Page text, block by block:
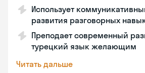
Использует
развития разговорных
Преподает современный
турецкий язык желающим
Читать дальше